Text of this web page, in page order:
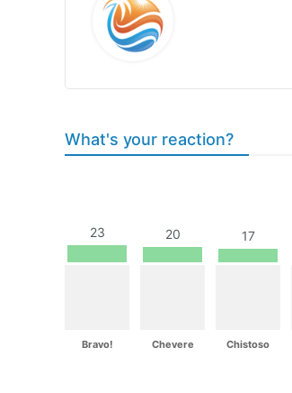
What's your reaction?
23
Bravo!
20
Chevere
17
Chistoso